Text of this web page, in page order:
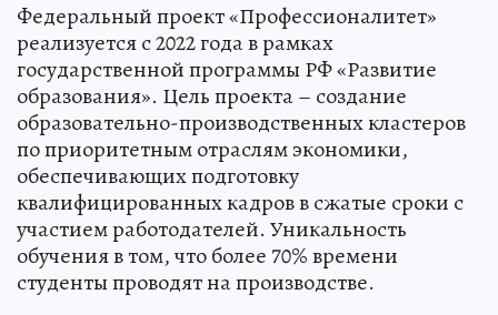
Федеральный проект «Профессионалитет»
реализуется с 2022 года в рамках
государственной программы РФ «Развитие
образования». Цель проекта – создание
образовательно-производственных кластеров
по приоритетным отраслям экономики,
обеспечивающих подготовку
квалифицированных кадров в сжатые сроки с
участием работодателей. Уникальность
обучения в том, что более 70% времени
студенты проводят на производстве.